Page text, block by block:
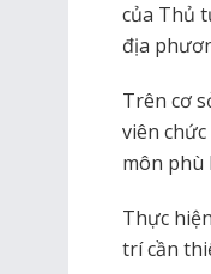
của Thủ
địa
Trên cơ
viên
môn phù
Thực
trí cần